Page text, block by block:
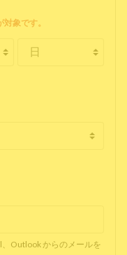
象です。
Outlook からのメールを